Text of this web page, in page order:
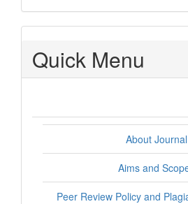
Quick Menu
About Journal
Aims and
Peer Review Policy and